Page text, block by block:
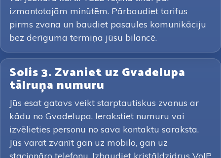
izmantotajām minūtēm. Pārbaudiet tarifus
pirms zvana un baudiet pasaules komunikāciju
bez derīguma termiņa jūsu bilancē.
Solis 3. Zvaniet uz Gvadelupa
tālruņa numuru
Jūs esat gatavs veikt starptautiskus zvanus ar
kādu no Gvadelupa. Ierakstiet numuru vai
izvēlieties personu no sava kontaktu saraksta.
Jūs varat zvanīt gan uz mobilo, gan uz